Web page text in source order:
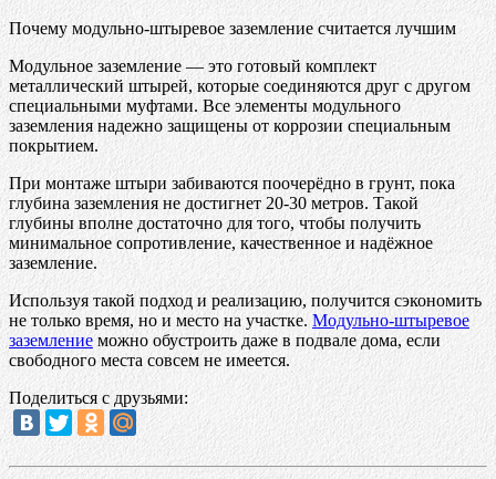
Почему модульно-штыревое заземление считается лучшим
Модульное заземление — это готовый комплект
металлический штырей, которые соединяются друг с другом
специальными муфтами. Все элементы модульного
заземления надежно защищены от коррозии специальным
покрытием.
При монтаже штыри забиваются поочерёдно в грунт, пока
глубина заземления не достигнет 20-30 метров. Такой
глубины вполне достаточно для того, чтобы получить
минимальное сопротивление, качественное и надёжное
заземление.
Используя такой подход и реализацию, получится сэкономить
не только время, но и место на участке. Модульно-штыревое
заземление можно обустроить даже в подвале дома, если
свободного места совсем не имеется.
Поделиться с друзьями: